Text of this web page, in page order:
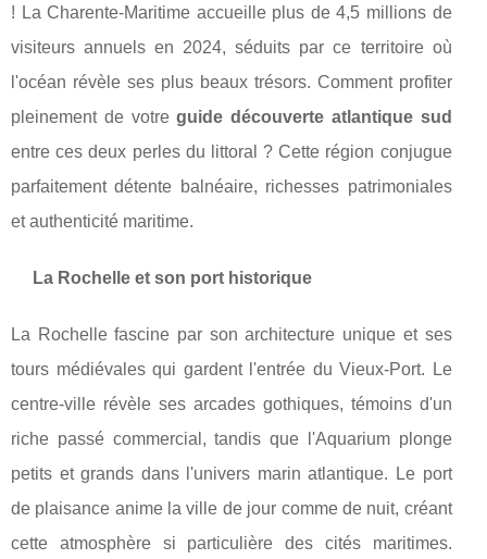
! La Charente-Maritime accueille plus de 4,5 millions de
visiteurs annuels en 2024, séduits par ce territoire où
l'océan révèle ses plus beaux trésors. Comment profiter
pleinement de votreguide découverte atlantique sud
entre ces deux perles du littoral ? Cette région conjugue
parfaitement détente balnéaire, richesses patrimoniales
et authenticité maritime.
La Rochelle et son port historique
La Rochelle fascine par son architecture unique et ses
tours médiévales qui gardent l'entrée du Vieux-Port. Le
centre-ville révèle ses arcades gothiques, témoins d'un
riche passé commercial, tandis que l'Aquarium plonge
petits et grands dans l'univers marin atlantique. Le port
de plaisance anime la ville de jour comme de nuit, créant
cette atmosphère si particulière des cités maritimes.